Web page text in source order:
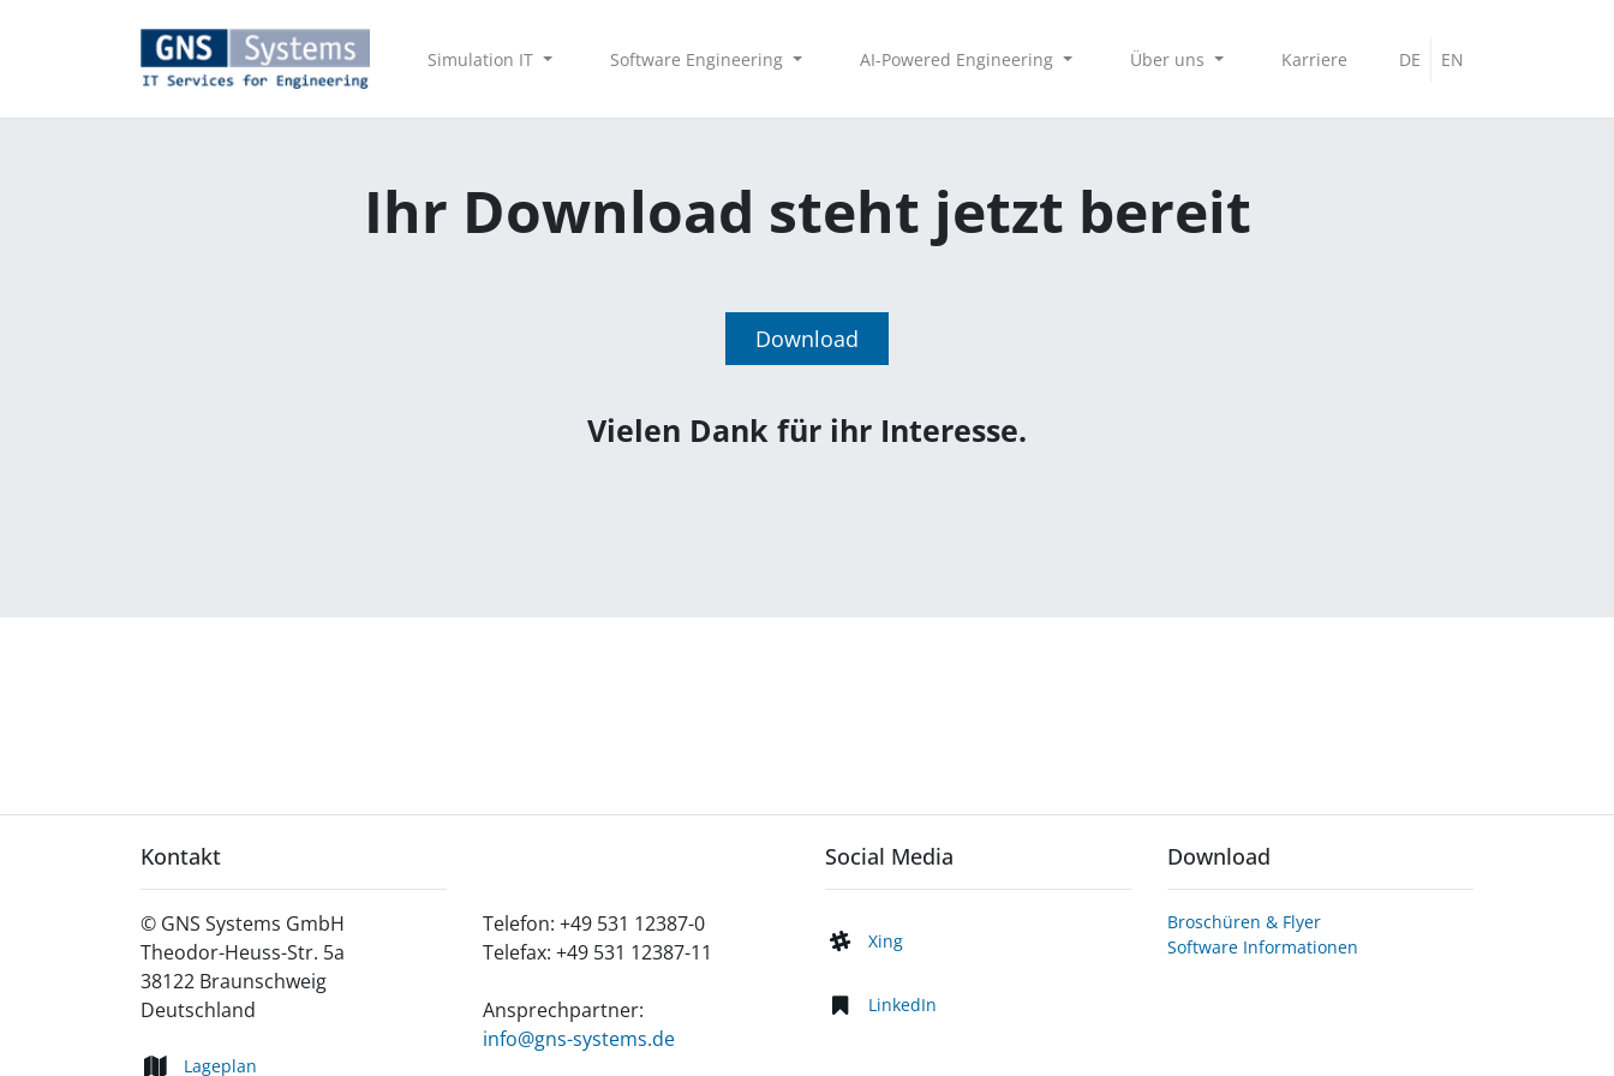
Simulation IT Software Engineering AI-Powered Engineering Über uns Karriere DE EN
Ihr Download steht jetzt bereit
Download
Vielen Dank für ihr Interesse.
Kontakt
© GNS Systems GmbH
Theodor-Heuss-Str. 5a
38122 Braunschweig
Deutschland
Lageplan
Telefon: +49 531 12387-0
Telefax: +49 531 12387-11
Ansprechpartner:
info@gns-systems.de
Social Media
Xing
LinkedIn
Download
Broschüren & Flyer
Software Informationen